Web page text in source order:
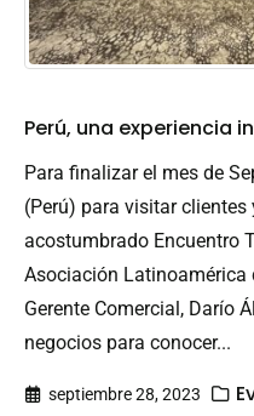
Perú, una experiencia
Para finalizar el mes de
(Perú) para visitar clientes
acostumbrado Encuentro
Asociación Latinoamérica
Gerente Comercial, Darío
negocios para conocer...
septiembre 28, 2023